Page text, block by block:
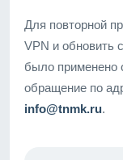
Для повторной
VPN и обновить
было применено
обращение по
info@tnmk.ru.